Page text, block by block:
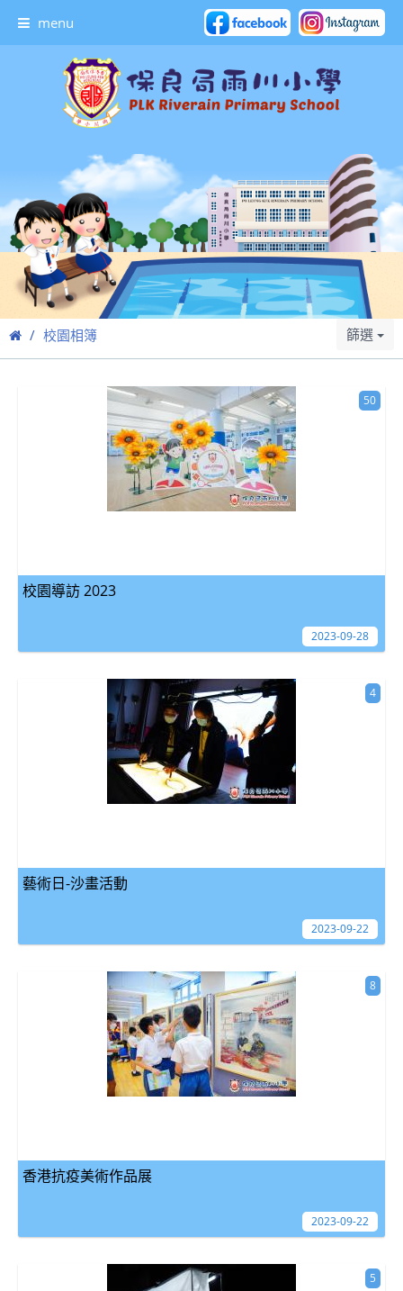
menu
校園相簿 篩選
校園導訪 2023
50
2023-09-28
藝術日-沙畫活動
4
2023-09-22
香港抗疫美術作品展
8
2023-09-22
5